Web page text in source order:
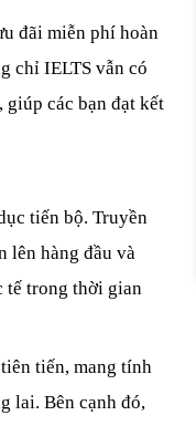
đãi miễn phí hoàn
chỉ IELTS vẫn có
giúp các bạn đạt kết
tiến bộ. Truyền
lên hàng đầu và
tế trong thời gian
tiến, mang tính
lai. Bên cạnh đó,